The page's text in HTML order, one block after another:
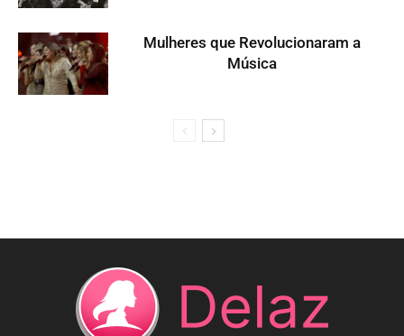
Mulheres que Revolucionaram a
Música